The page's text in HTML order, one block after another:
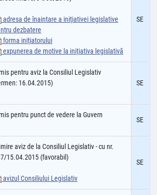
adresa de înaintare a iniţiativei legislative
dezbatere
forma iniţiatorului
expunerea de motive la iniţiativa legislativă
SE
pentru aviz la Consiliul Legislativ
16.04.2015)
SE
pentru punct de vedere la Guvern
SE
aviz de la Consiliul Legislativ - cu nr.
15.04.2015 (favorabil)
avizul Consiliului Legislativ
SE